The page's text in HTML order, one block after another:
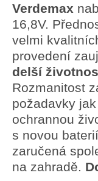
Verdemax
16,8V.
velmi
provedení
delší
Rozmanitost
požadavky
ochrannou
s novou
zaručená
na zahradě.